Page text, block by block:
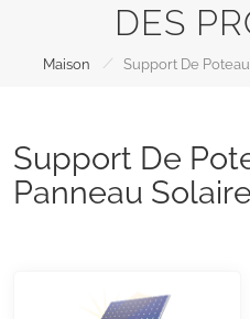
DES
Maison / Support De
Support De
Panneau